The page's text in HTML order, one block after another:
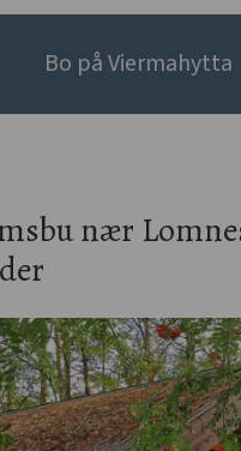
Bo på Viermahytta
nær